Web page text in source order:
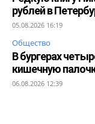
рублей в
05.08.2026 16:19
Общество
В бургерах
кишечную
06.08.2026 12:39